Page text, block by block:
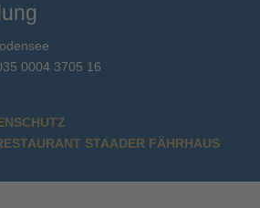
0004 3705 16
STAADER FÄHRHAUS